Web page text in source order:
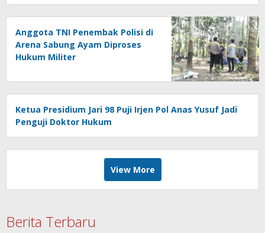
Anggota TNI Penembak Polisi di
Arena Sabung Ayam Diproses
Hukum Militer
Ketua Presidium Jari 98 Puji Irjen Pol Anas Yusuf Jadi
Penguji Doktor Hukum
View More
Berita Terbaru